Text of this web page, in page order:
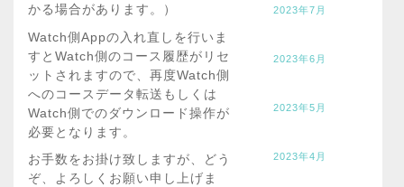
かる場合があります。）
Watch側Appの入れ直しを行いま
すとWatch側のコース履歴がリセ
ットされますので、再度Watch側
へのコースデータ転送もしくは
Watch側でのダウンロード操作が
必要となります。
お手数をお掛け致しますが、どう
ぞ、よろしくお願い申し上げま
2023年7月
2023年6月
2023年5月
2023年4月